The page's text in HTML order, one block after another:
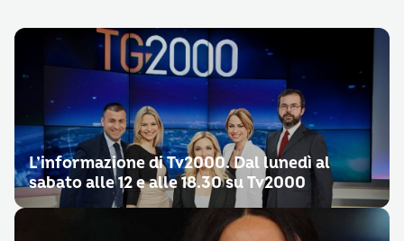
L’informazione di Tv2000. Dal lunedì al
sabato alle 12 e alle 18.30 su Tv2000